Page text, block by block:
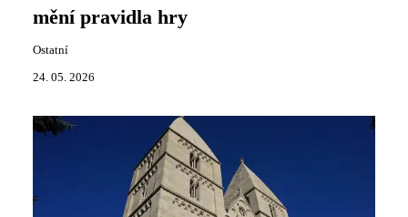
mění pravidla hry
Ostatní
24. 05. 2026